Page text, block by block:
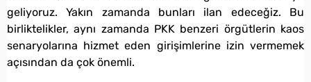
geliyoruz. Yakın zamanda bunları ilan edeceğiz. Bu
birliktelikler, aynı zamanda PKK benzeri örgütlerin kaos
senaryolarına hizmet eden girişimlerine izin vermemek
açısından da çok önemli.